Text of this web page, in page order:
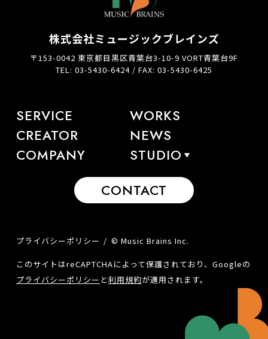
株式会社ミュージックブレインズ
〒153-0042 東京都目黒区青葉台3-10-9 VORT青葉台9F
TEL: 03-5430-6424 / FAX: 03-5430-6425
SERVICE
WORKS
CREATOR
NEWS
COMPANY
STUDIO
CONTACT
プライバシーポリシー © Music Brains Inc.
このサイトはreCAPTCHAによって保護されており、Googleの
プライバシーポリシー と利用規約が適用されます。